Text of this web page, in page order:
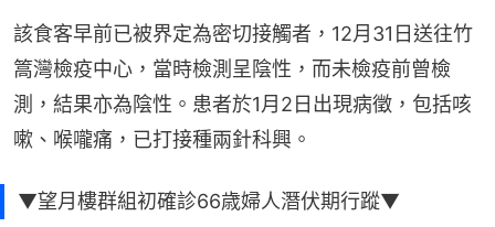
該食客早前已被界定為密切接觸者，12月31日送往竹
篙灣檢疫中心，當時檢測呈陰性，而未檢疫前曾檢
測，結果亦為陰性。患者於1月2日出現病徵，包括咳
嗽、喉嚨痛，已打接種兩針科興。
▼望月樓群組初確診66歳婦人潛伏期行蹤▼